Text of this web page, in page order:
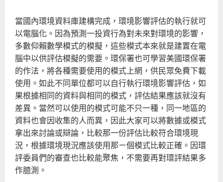
當國內環境資料庫建構完成，環境影響評估的執行就可
以電腦化。因為預測一投資行為對未來對環境的影響，
多數仰賴數學模式的模擬，這些模式本來就是建置在電
腦中以供評估模擬的需要。環保署也可學習美國環保署
的作法，將各種需要使用的模式上網，供民眾免費下載
使用。如此不同單位都可以自行執行環境影響評估，如
果根據相同的資料與相同的模式，評估結果應該就沒有
差異。當然可以使用的模式可能不只一種，同一地區的
資料也會因收集的人而異，因此大家可以將數據或模式
拿出來討論或辯論，比較那一份評估比較符合環境現
況，根據環境現況應該使用那ㄧ個模式比較正確。因環
評委員們的審查也比較能聚焦，不需要再對環評結果多
作臆測。